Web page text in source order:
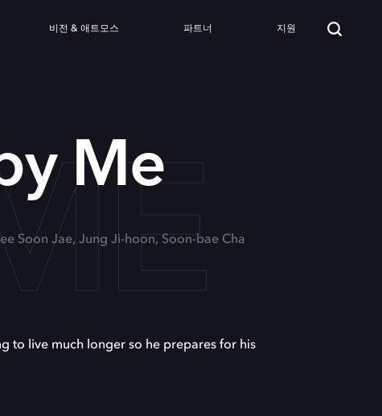
비전 & 애트모스 파트너 지원
Me
Soon Jae, Jung Ji-hoon, Soon-bae Cha
to live much longer so he prepares for his